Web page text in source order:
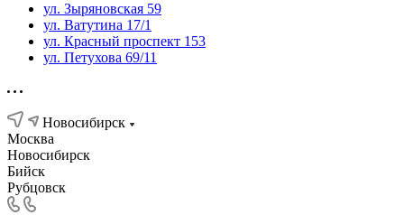
ул. Зыряновская 59
ул. Ватутина 17/1
ул. Красный проспект 153
ул. Петухова 69/11
Новосибирск
Москва
Новосибирск
Бийск
Рубцовск